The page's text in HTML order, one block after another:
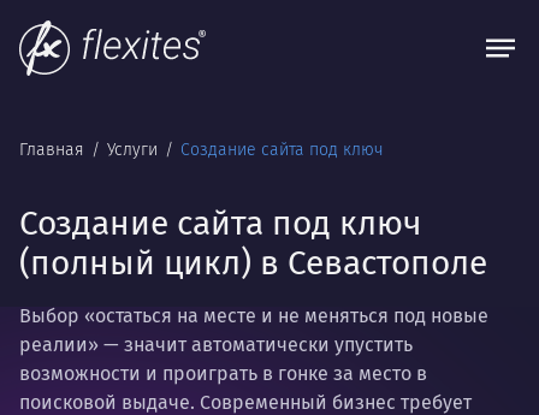
Главная Услуги Создание сайта под ключ
Создание сайта под ключ
(полный цикл) в Севастополе
Выбор «остаться на месте и не меняться под новые
реалии» — значит автоматически упустить
возможности и проиграть в гонке за место в
поисковой выдаче. Современный бизнес требует